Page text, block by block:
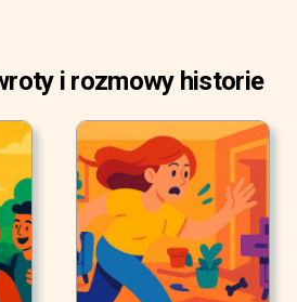
i rozmowy historie